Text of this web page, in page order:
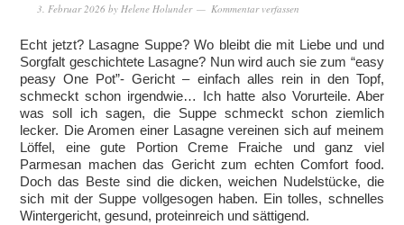
3. Februar 2026 by Helene Holunder Kommentar verfassen
Echt jetzt? Lasagne Suppe? Wo bleibt die mit Liebe und und
Sorgfalt geschichtete Lasagne? Nun wird auch sie zum “easy
peasy One Pot”- Gericht – einfach alles rein in den Topf,
schmeckt schon irgendwie… Ich hatte also Vorurteile. Aber
was soll ich sagen, die Suppe schmeckt schon ziemlich
lecker. Die Aromen einer Lasagne vereinen sich auf meinem
Löffel, eine gute Portion Creme Fraiche und ganz viel
Parmesan machen das Gericht zum echten Comfort food.
Doch das Beste sind die dicken, weichen Nudelstücke, die
sich mit der Suppe vollgesogen haben. Ein tolles, schnelles
Wintergericht, gesund, proteinreich und sättigend.